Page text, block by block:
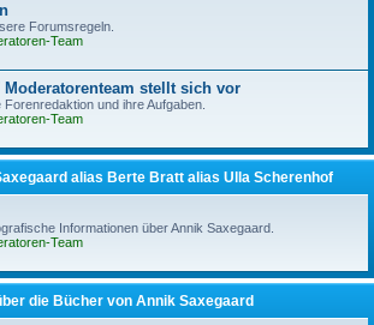
Forumsregeln.
Team
Moderatorenteam stellt sich vor
Forenredaktion und ihre Aufgaben.
Team
alias Berte Bratt alias Ulla Scherenhof
Informationen über Annik Saxegaard.
Team
die Bücher von Annik Saxegaard